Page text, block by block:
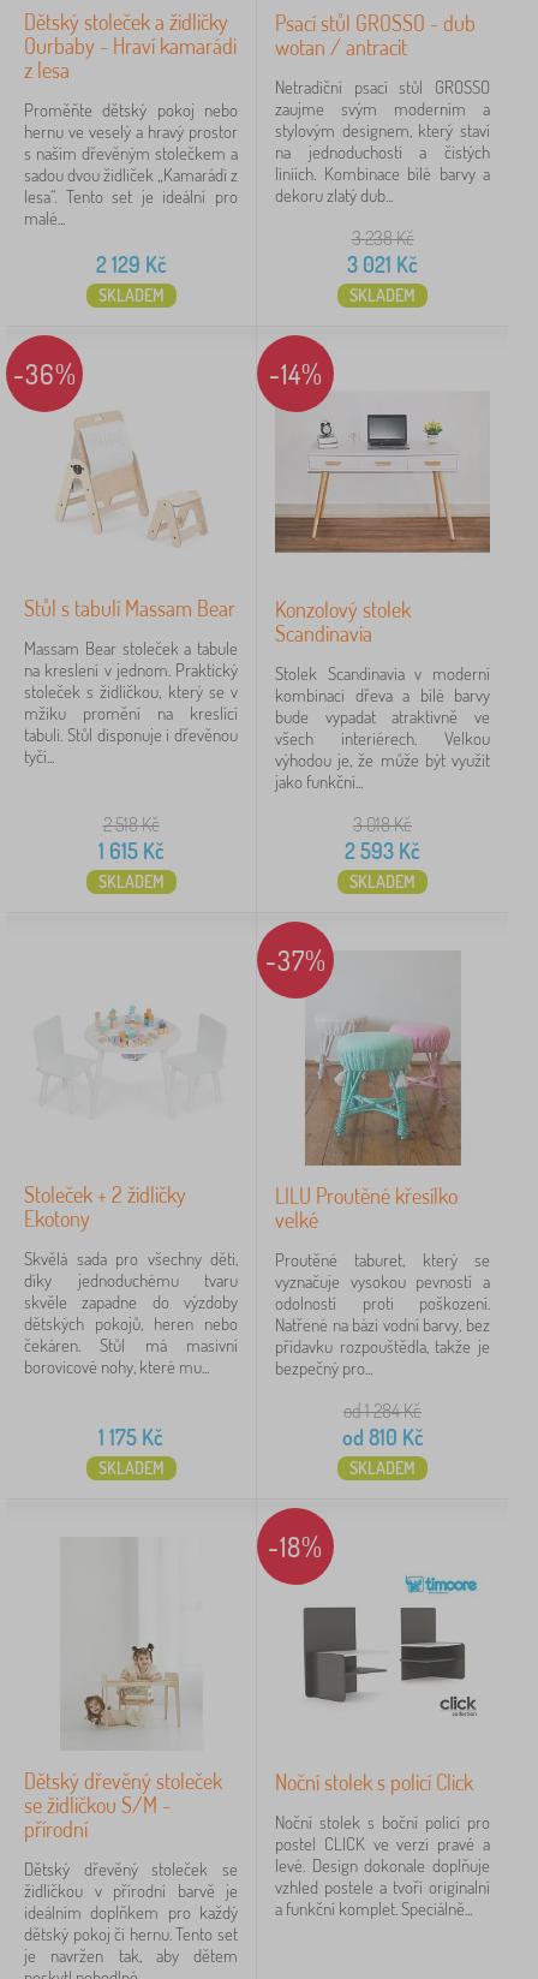
Dětský stoleček a židličky
Ourbaby - Hraví kamarádi
z lesa
Proměňte dětský pokoj nebo
hernu ve veselý a hravý prostor
s naším dřevěným stolečkem a
sadou dvou židliček „Kamarádi z
lesa“. Tento set je ideální pro
malé...
2 129 Kč
SKLADEM
Psací stůl GROSSO - dub
wotan / antracit
Netradiční psací stůl GROSSO
zaujme svým moderním a
stylovým designem, který staví
na jednoduchosti a čistých
liniích. Kombinace bílé barvy a
dekoru zlatý dub...
3 238Kč
3 021 Kč
SKLADEM
-36%
Stůl s tabulí Massam Bear
Massam Bear stoleček a tabule
na kreslení v jednom. Praktický
stoleček s židličkou, který se v
mžiku promění na kreslící
tabuli. Stůl disponuje i dřevěnou
tyčí...
2 518Kč
1 615Kč
SKLADEM
-14%
Konzolový stolek
Scandinavia
Stolek Scandinavia v moderní
kombinaci dřeva a bílé barvy
bude vypadat atraktivně ve
všech interiérech. Velkou
výhodou je, že může být využit
jako funkční...
3 018Kč
2 593 Kč
SKLADEM
Stoleček + 2 židličky
Ekotony
Skvělá sada pro všechny děti,
díky jednoduchému tvaru
skvěle zapadne do výzdoby
dětských pokojů, heren nebo
čekáren. Stůl má masivní
borovicové nohy, které mu...
1 175 Kč
SKLADEM
-37%
LILU Proutěné křesílko
velké
Proutěné taburet, který se
vyznačuje vysokou pevností a
odolností proti poškození.
Natřené na bázi vodní barvy, bez
přídavku rozpouštědla, takže je
bezpečný pro...
od 1 284Kč
od 810 Kč
SKLADEM
Dětský dřevěný stoleček
se židličkou S/M -
přírodní
Dětský dřevěný stoleček se
židličkou v přírodní barvě je
ideálním doplňkem pro každý
dětský pokoj či hernu. Tento set
je navržen tak, aby dětem
-18%
Noční stolek s policí Click
Noční stolek s boční policí pro
postel CLICK ve verzi pravé a
levé. Design dokonale doplňuje
vzhled postele a tvoří originalní
a funkční komplet. Speciálně...